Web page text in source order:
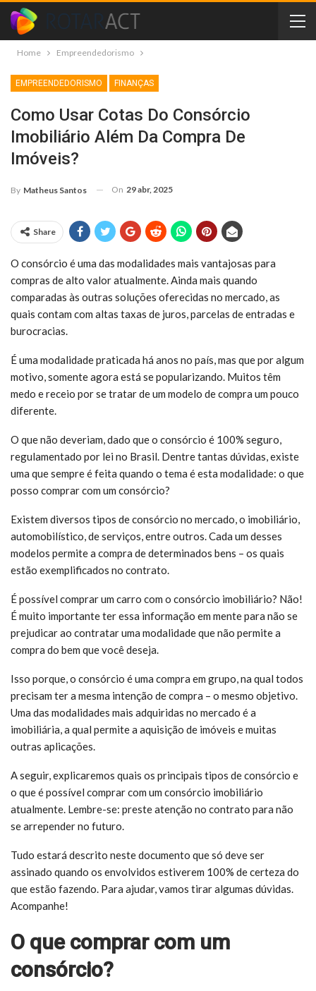
Home Empreendedorismo
EMPREENDEDORISMO FINANÇAS
Como Usar Cotas Do Consórcio
Imobiliário Além Da Compra De
Imóveis?
By Matheus Santos On 29 abr, 2025
Share
O consórcio é uma das modalidades mais vantajosas para
compras de alto valor atualmente. Ainda mais quando
comparadas às outras soluções oferecidas no mercado, as
quais contam com altas taxas de juros, parcelas de entradas e
burocracias.
É uma modalidade praticada há anos no país, mas que por algum
motivo, somente agora está se popularizando. Muitos têm
medo e receio por se tratar de um modelo de compra um pouco
diferente.
O que não deveriam, dado que o consórcio é 100% seguro,
regulamentado por lei no Brasil. Dentre tantas dúvidas, existe
uma que sempre é feita quando o tema é esta modalidade: o que
posso comprar com um consórcio?
Existem diversos tipos de consórcio no mercado, o imobiliário,
automobilístico, de serviços, entre outros. Cada um desses
modelos permite a compra de determinados bens – os quais
estão exemplificados no contrato.
É possível comprar um carro com o consórcio imobiliário? Não!
É muito importante ter essa informação em mente para não se
prejudicar ao contratar uma modalidade que não permite a
compra do bem que você deseja.
Isso porque, o consórcio é uma compra em grupo, na qual todos
precisam ter a mesma intenção de compra – o mesmo objetivo.
Uma das modalidades mais adquiridas no mercado é a
imobiliária, a qual permite a aquisição de imóveis e muitas
outras aplicações.
A seguir, explicaremos quais os principais tipos de consórcio e
o que é possível comprar com um consórcio imobiliário
atualmente. Lembre-se: preste atenção no contrato para não
se arrepender no futuro.
Tudo estará descrito neste documento que só deve ser
assinado quando os envolvidos estiverem 100% de certeza do
que estão fazendo. Para ajudar, vamos tirar algumas dúvidas.
Acompanhe!
O que comprar com um
consórcio?